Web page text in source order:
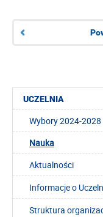
UCZELNIA
Wybory 2024-2028
Nauka
Aktualności
Informacje o
Struktura